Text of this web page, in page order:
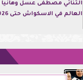
الثنائي مصطفى عسل وهانيا
العالم في الاسكواش حتى 2026